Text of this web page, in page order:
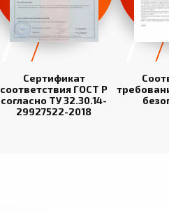
Сертификат
соответствия ГОСТ Р
согласно ТУ 32.30.14-
29927522-2018